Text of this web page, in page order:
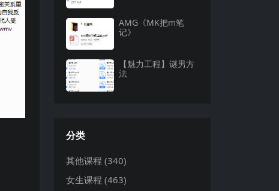
AMG《MK把m笔
记》
【魅力工程】谜男方
法
分类
其他课程 (340)
女生课程 (463)